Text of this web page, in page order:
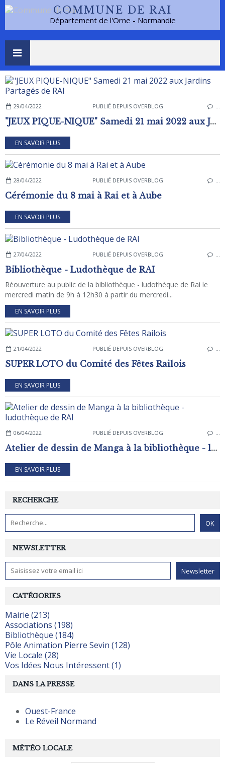
COMMUNE DE RAI
Département de l'Orne - Normandie
29/04/2022 PUBLIÉ DEPUIS OVERBLOG …
"JEUX PIQUE-NIQUE" Samedi 21 mai 2022 aux Jardins Partagés de RAI
EN SAVOIR PLUS
28/04/2022 PUBLIÉ DEPUIS OVERBLOG …
Cérémonie du 8 mai à Rai et à Aube
EN SAVOIR PLUS
27/04/2022 PUBLIÉ DEPUIS OVERBLOG …
Bibliothèque - Ludothèque de RAI
Réouverture au public de la bibliothèque - ludothèque de Rai le
mercredi matin de 9h à 12h30 à partir du mercredi...
EN SAVOIR PLUS
21/04/2022 PUBLIÉ DEPUIS OVERBLOG …
SUPER LOTO du Comité des Fêtes Railois
EN SAVOIR PLUS
06/04/2022 PUBLIÉ DEPUIS OVERBLOG …
Atelier de dessin de Manga à la bibliothèque - ludothèque de RAI
EN SAVOIR PLUS
NEWSLETTER
RECHERCHE
CATÉGORIES
Mairie (213)
Associations (198)
Bibliothèque (184)
Pôle Animation Pierre Sevin (128)
Vie Locale (28)
Vos Idées Nous Intéressent (1)
MÉTÉO LOCALE
DANS LA PRESSE
Ouest-France
Le Réveil Normand